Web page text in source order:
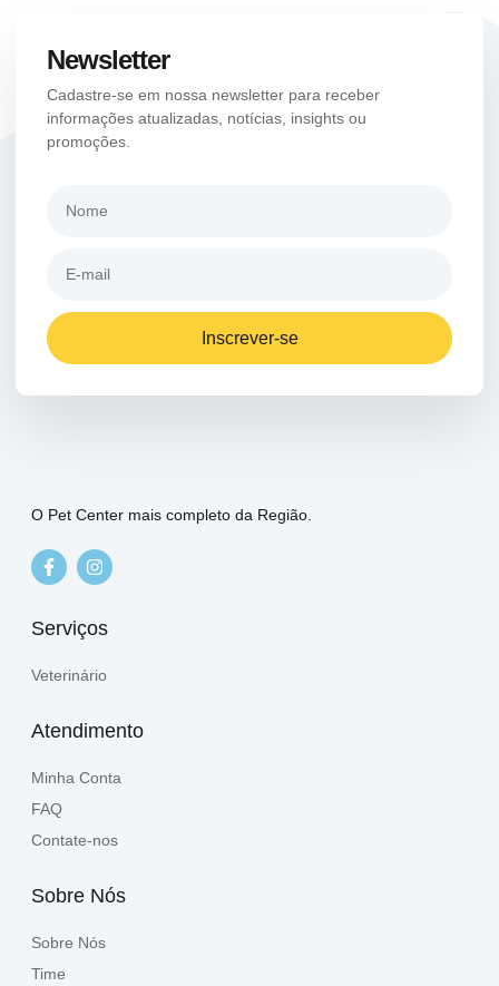
Newsletter
Cadastre-se em nossa newsletter para receber
informações atualizadas, notícias, insights ou
promoções.
Inscrever-se
O Pet Center mais completo da Região.
Serviços
Veterinário
Atendimento
Minha Conta
FAQ
Contate-nos
Sobre Nós
Sobre Nós
Time